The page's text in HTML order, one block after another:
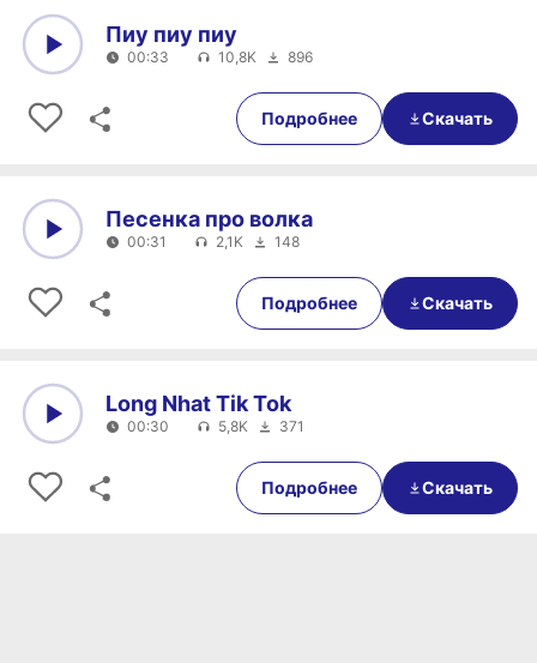
00:33
Пиу пиу пиу
00:33 10,8K 896
Подробнее Скачать
00:31
Песенка про волка
00:31 2,1K 148
Подробнее Скачать
00:30
Long Nhat Tik Tok
00:30 5,8K 371
Подробнее Скачать